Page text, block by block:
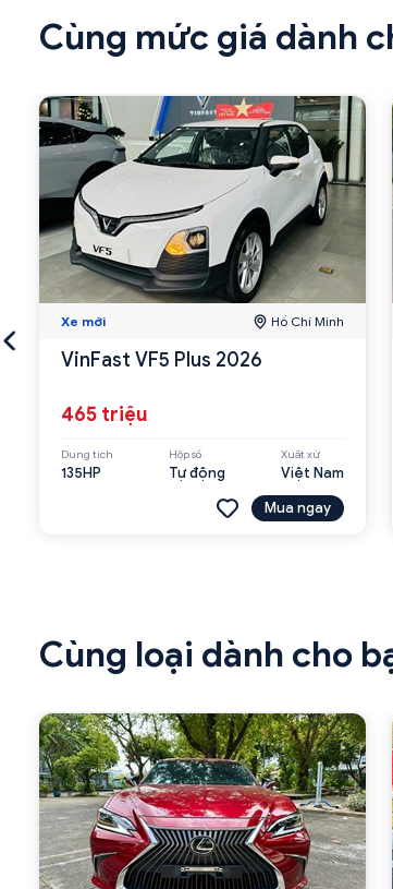
Cùng mức giá dành
Xe mới Hồ Chí Minh
VinFast VF5 Plus 2026
465 triệu
Dung tích
135HP
Hộp số
Tự động
Xuất xứ
Việt Nam
Mua ngay
Cùng loại dành cho